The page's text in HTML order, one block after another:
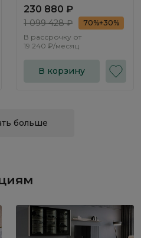
230 880 ₽
1 099 428 ₽
70%+30%
В рассрочку от
19 240 ₽/месяц
В корзину
больше